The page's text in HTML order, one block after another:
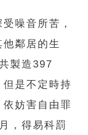
噪音所苦，
鄰居的生
製造397
是不定時持
妨害自由罪
，得易科罰